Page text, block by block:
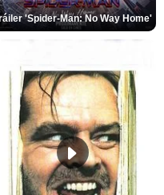
'Spider-Man: No Way Home'